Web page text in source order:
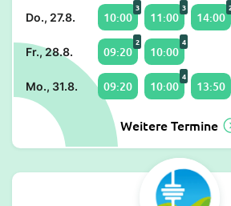
Do., 27.8. 10:00
3
11:00
3
14:00
Fr., 28.8. 09:20
2
10:00
4
Mo., 31.8. 09:20 10:00
4
13:50
Weitere Termine